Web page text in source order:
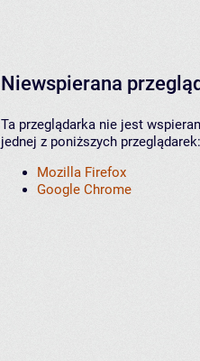
Niewspierana
Ta przeglądarka nie jest
jednej z poniższych przeglądarek:
Mozilla Firefox
Google Chrome